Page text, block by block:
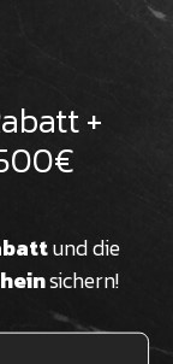
die
+
und die
sichern!